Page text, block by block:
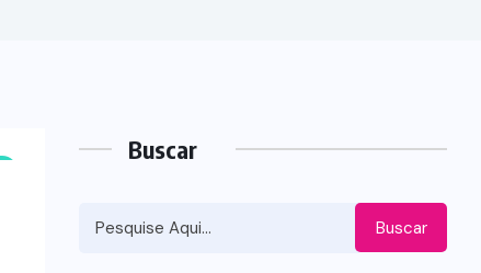
Buscar
Buscar